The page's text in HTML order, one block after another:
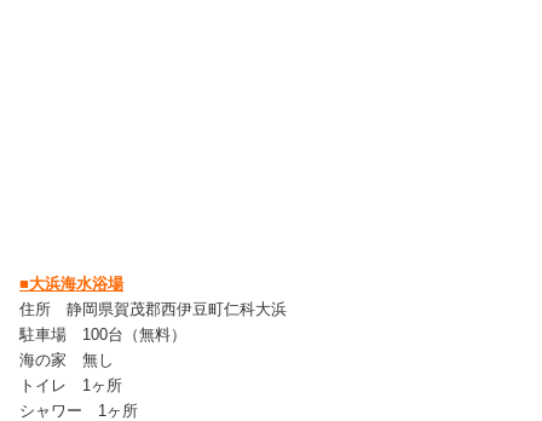
■大浜海水浴場
住所 静岡県賀茂郡西伊豆町仁科大浜
駐車場 100台（無料）
海の家 無し
トイレ 1ヶ所
シャワー 1ヶ所